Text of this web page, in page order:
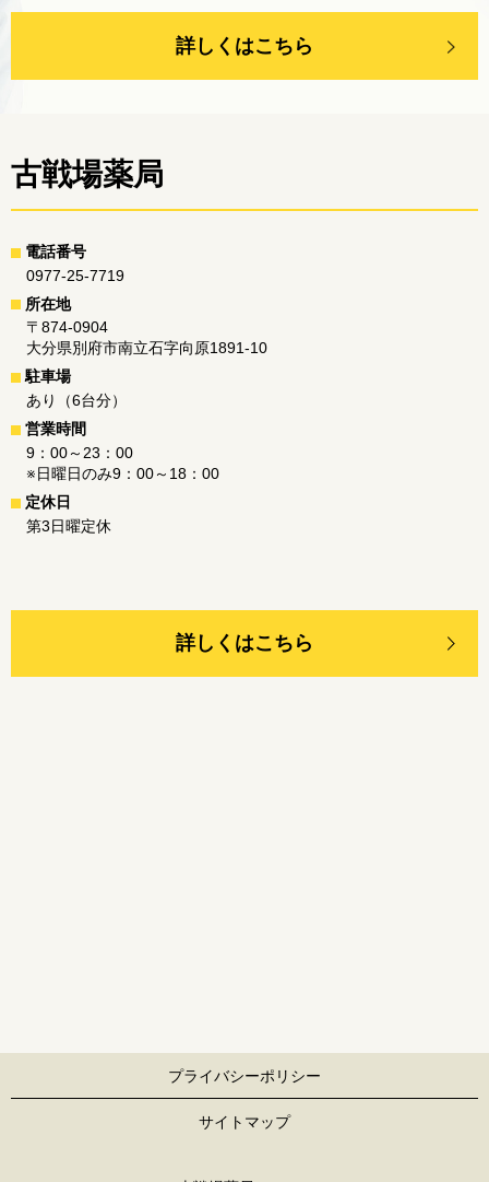
詳しくはこちら
古戦場薬局
電話番号
0977-25-7719
所在地
〒874-0904
大分県別府市南立石字向原1891-10
駐車場
あり（6台分）
営業時間
9：00～23：00
※日曜日のみ9：00～18：00
定休日
第3日曜定休
詳しくはこちら
プライバシーポリシー
サイトマップ